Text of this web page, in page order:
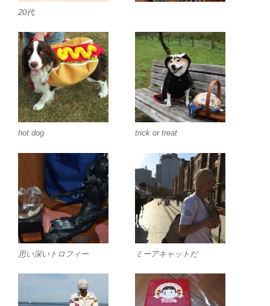
20代
hot dog trick or treat
思い深いトロフィー ミーアキャットだ